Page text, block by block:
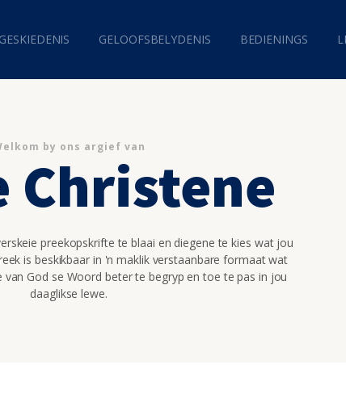
GESKIEDENIS GELOOFSBELYDENIS BEDIENINGS
by ons argief van
Christene
preekopskrifte te blaai en diegene te kies wat jou
is beskikbaar in 'n maklik verstaanbare formaat wat
God se Woord beter te begryp en toe te pas in jou
daaglikse lewe.